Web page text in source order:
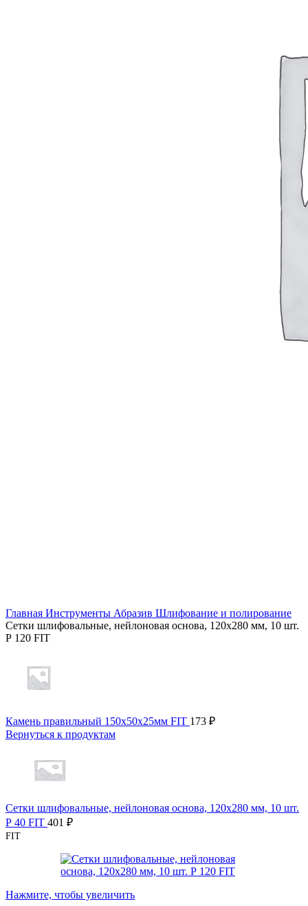
Главная Инструменты Абразив Шлифование и полирование
Сетки шлифовальные, нейлоновая основа, 120х280 мм, 10 шт.
Р 120 FIT
Камень правильный 150х50х25мм FIT 173 ₽
Вернуться к продуктам
Сетки шлифовальные, нейлоновая основа, 120х280 мм, 10 шт.
Р 40 FIT 401 ₽
FIT
Нажмите, чтобы увеличить